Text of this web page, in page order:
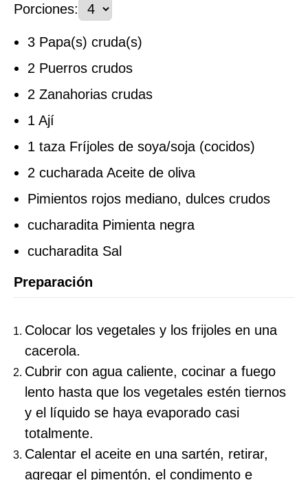
Porciones:
3 Papa(s) cruda(s)
2 Puerros crudos
2 Zanahorias crudas
1 Ají
1 taza Fríjoles de soya/soja (cocidos)
2 cucharada Aceite de oliva
Pimientos rojos mediano, dulces crudos
cucharadita Pimienta negra
cucharadita Sal
Preparación
Colocar los vegetales y los frijoles en una
cacerola.
Cubrir con agua caliente, cocinar a fuego
lento hasta que los vegetales estén tiernos
y el líquido se haya evaporado casi
totalmente.
Calentar el aceite en una sartén, retirar,
agregar el pimentón, el condimento e